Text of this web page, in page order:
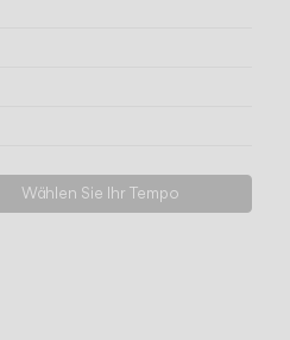
Wählen Sie Ihr Tempo